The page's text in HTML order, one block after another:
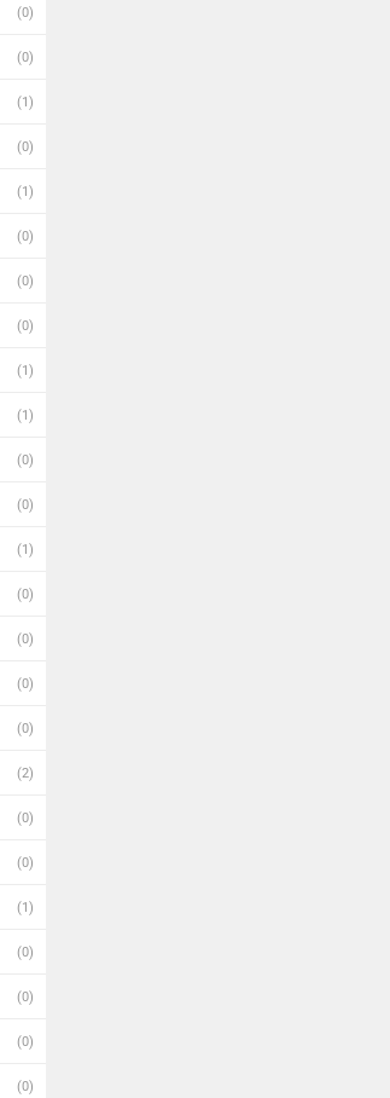
(0)
(0)
(1)
(0)
(1)
(0)
(0)
(0)
(1)
(1)
(0)
(0)
(1)
(0)
(0)
(0)
(0)
(2)
(0)
(0)
(1)
(0)
(0)
(0)
(0)